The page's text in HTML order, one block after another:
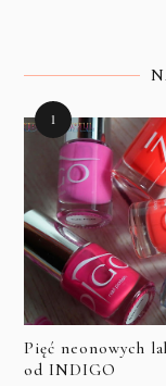
Pięć neonowych
od INDIGO